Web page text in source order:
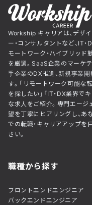
Workship キャリアは、デザイ
ー・コンサルタントなど、IT
モートワーク・ハイブリッド
を厳選。SaaS企業のマーケ
手企業のDX推進、新規事業
す。「リモートワーク可能な
を探したい」「IT・DX業界で
な求人をご紹介。専門エージ
望を丁寧にヒアリングし、あ
での転職・キャリアアップを
さい。
職種から探す
フロントエンドエンジニア
バックエンドエンジニア